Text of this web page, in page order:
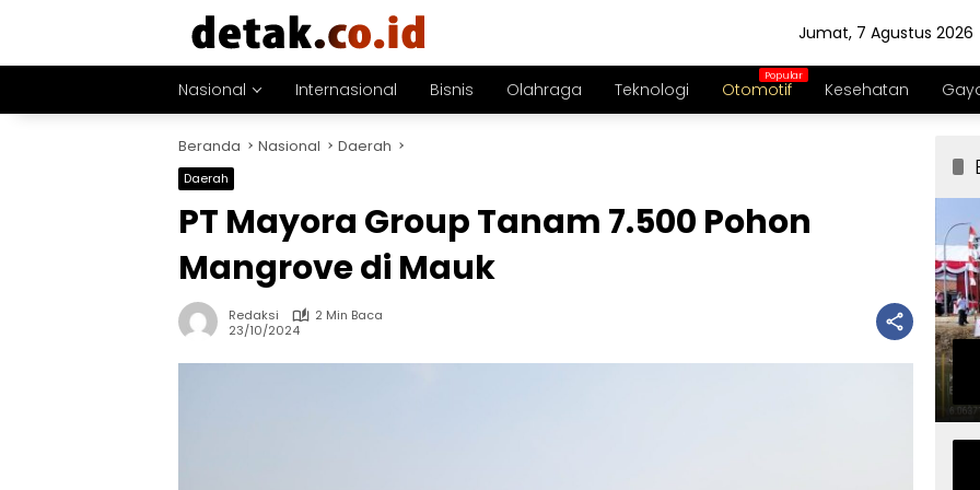
Jumat, 7 Agustus 2026
Nasional Internasional Bisnis Olahraga Teknologi Otomotif Kesehatan
Beranda Nasional Daerah
Daerah
PT Mayora Group Tanam 7.500 Pohon
Mangrove di Mauk
Redaksi
2 Min Baca
23/10/2024